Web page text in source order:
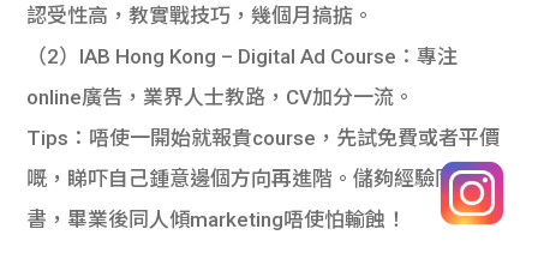
認受性高，教實戰技巧，幾個月搞掂。
（2）IAB Hong Kong – Digital Ad Course ：專注
online廣告，業界人士教路，CV加分一流。
Tips ：唔使一開始就報貴course，先試免費或者平價
嘅，睇吓自己鍾意邊個方向再進階。儲夠經驗同證
書，畢業後同人傾marketing唔使怕輸蝕！